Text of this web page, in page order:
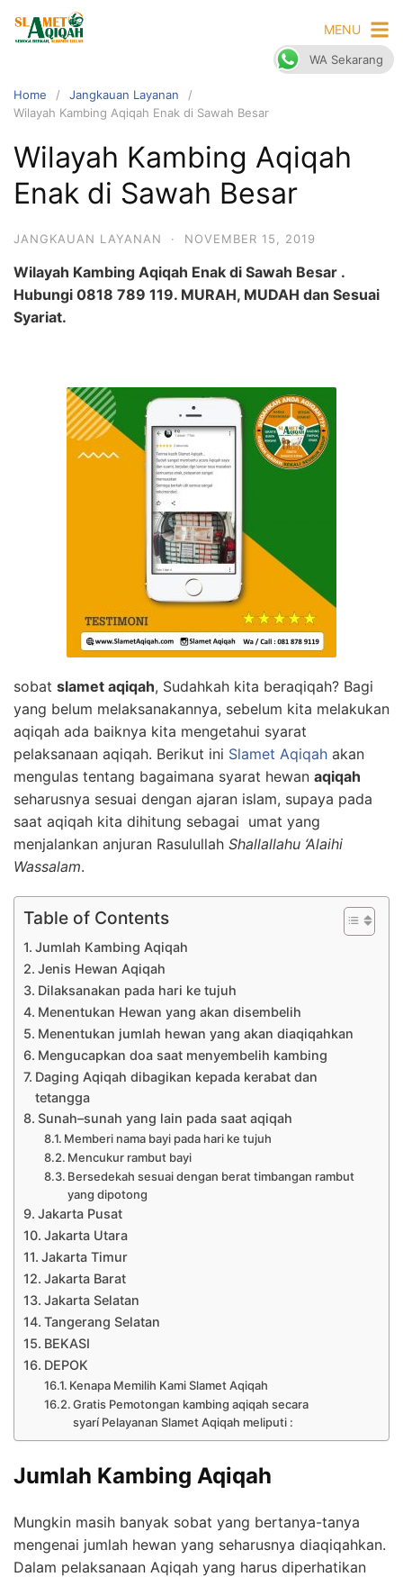
MENU
Home
Jangkauan Layanan
Wilayah Kambing Aqiqah Enak di Sawah Besar
Wilayah Kambing Aqiqah
Enak di Sawah Besar
JANGKAUAN LAYANAN · NOVEMBER 15, 2019
Wilayah Kambing Aqiqah Enak di Sawah Besar .
Hubungi 0818 789 119. MURAH, MUDAH dan Sesuai
Syariat.
sobat slamet aqiqah, Sudahkah kita beraqiqah? Bagi
yang belum melaksanakannya, sebelum kita melakukan
aqiqah ada baiknya kita mengetahui syarat
pelaksanaan aqiqah. Berikut ini Slamet Aqiqah akan
mengulas tentang bagaimana syarat hewan aqiqah
seharusnya sesuai dengan ajaran islam, supaya pada
saat aqiqah kita dihitung sebagai umat yang
menjalankan anjuran Rasulullah Shallallahu ‘Alaihi
Wassalam.
Table of Contents
Jumlah Kambing Aqiqah
Jenis Hewan Aqiqah
Dilaksanakan pada hari ke tujuh
Menentukan Hewan yang akan disembelih
Menentukan jumlah hewan yang akan diaqiqahkan
Mengucapkan doa saat menyembelih kambing
Daging Aqiqah dibagikan kepada kerabat dan
tetangga
Sunah–sunah yang lain pada saat aqiqah
Memberi nama bayi pada hari ke tujuh
Mencukur rambut bayi
Bersedekah sesuai dengan berat timbangan rambut
yang dipotong
Jakarta Pusat
Jakarta Utara
Jakarta Timur
Jakarta Barat
Jakarta Selatan
Tangerang Selatan
BEKASI
DEPOK
Kenapa Memilih Kami Slamet Aqiqah
Gratis Pemotongan kambing aqiqah secara
syarí Pelayanan Slamet Aqiqah meliputi :
Jumlah Kambing Aqiqah
Mungkin masih banyak sobat yang bertanya-tanya
mengenai jumlah hewan yang seharusnya diaqiqahkan.
Dalam pelaksanaan Aqiqah yang harus diperhatikan
WA Sekarang